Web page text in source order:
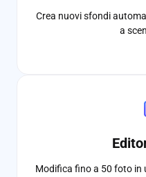
Crea nuovi sfondi
a
Modifica fino a 50 foto in